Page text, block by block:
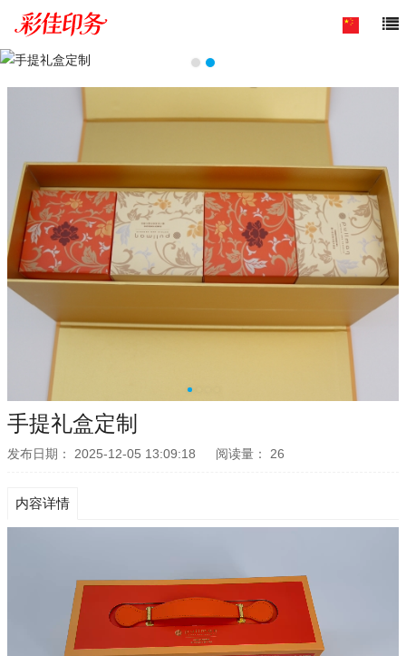
手提礼盒定制
发布日期： 2025-12-05 13:09:18 阅读量： 26
内容详情